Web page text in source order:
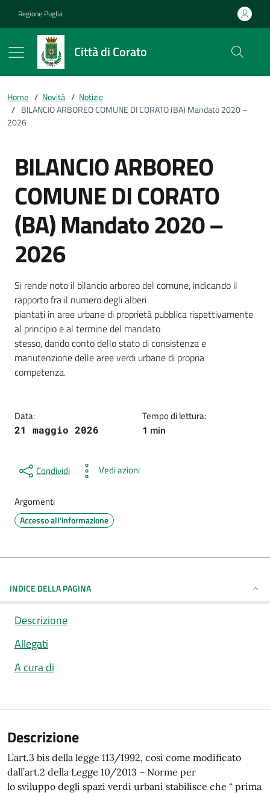
Regione Puglia
Città di Corato
Home / Novità / Notizie
/ BILANCIO ARBOREO COMUNE DI CORATO (BA) Mandato 2020 –
2026
BILANCIO ARBOREO
COMUNE DI CORATO
(BA) Mandato 2020 –
2026
Dettagli della notizia
Si rende noto il bilancio arboreo del comune, indicando il
rapporto fra il numero degli alberi
piantati in aree urbane di proprietà pubblica rispettivamente
al principio e al termine del mandato
stesso, dando conto dello stato di consistenza e
manutenzione delle aree verdi urbane di propria
competenza.
Data:
21 maggio 2026
Tempo di lettura:
1 min
Condividi Vedi azioni
Argomenti
Accesso all'informazione
INDICE DELLA PAGINA
Descrizione
Allegati
A cura di
Descrizione
L’art.3 bis della legge 113/1992, così come modificato
dall’art.2 della Legge 10/2013 – Norme per
lo sviluppo degli spazi verdi urbani stabilisce che “ prima